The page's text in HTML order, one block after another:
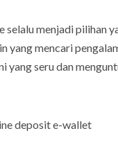
selalu menjadi pilihan
yang mencari
yang seru dan
deposit e-wallet